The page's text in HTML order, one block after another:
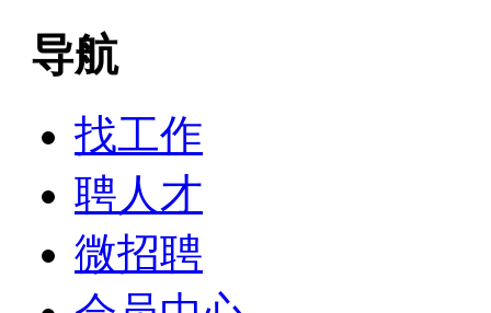
导航
找工作
聘人才
微招聘